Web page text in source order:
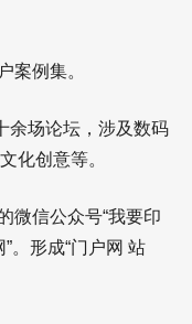
案例集。
余场论坛，涉及数码
化创意等。
微信公众号“我要印
。形成“门户网 站